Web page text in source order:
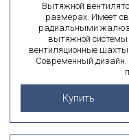
Вытяжной
размерах. Имеет
радиальными
вытяжной
вентиляционные шахты
Современный дизайн.
Купить